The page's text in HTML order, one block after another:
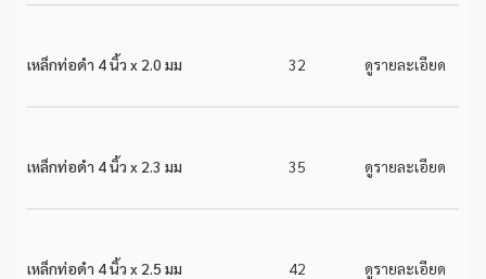
เหล็กท่อดำ 4 นิ้ว x 2.0 มม 32 ดูรายละเอียด
เหล็กท่อดำ 4 นิ้ว x 2.3 มม 35 ดูรายละเอียด
เหล็กท่อดำ 4 นิ้ว x 2.5 มม 42 ดูรายละเอียด